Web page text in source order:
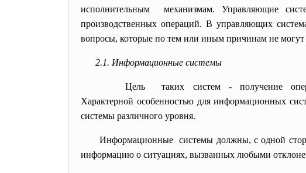
исполнительным механизмам. Управляющие
производственных операций. В управляющих
вопросы, которые по тем или иным причинам не
2.1. Информационные системы
Цель таких систем - получение
Характерной особенностью для информационных
системы различного уровня.
Информационные системы должны, с одной
информацию о ситуациях, вызванных любыми